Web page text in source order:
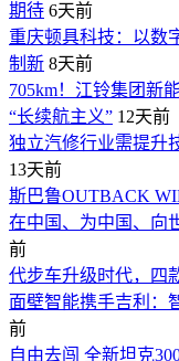
期待 6天前
重庆顿具科技：以数
制新 8天前
705km！江铃集团新
“长续航主义” 12天前
独立汽修行业需提升
13天前
斯巴鲁OUTBACK
在中国、为中国、向
前
代步车升级时代，四
面壁智能携手吉利：
前
自由去闯 全新坦克